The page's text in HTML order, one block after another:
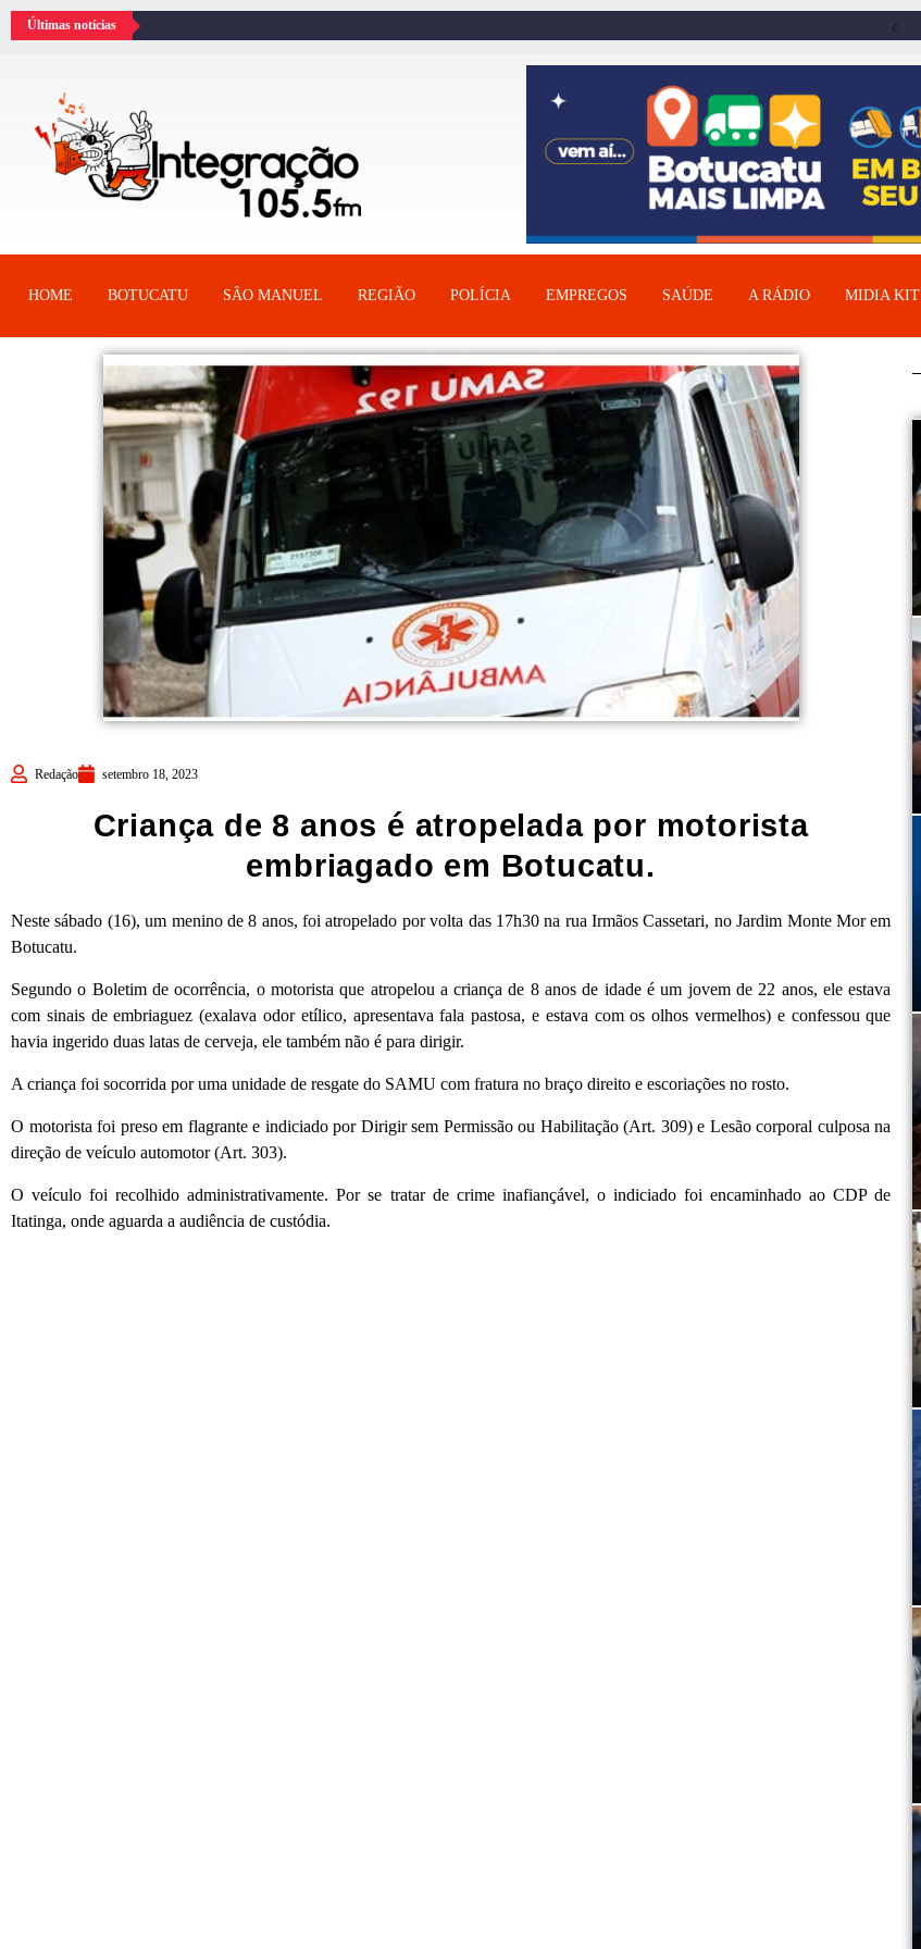
Últimas notícias
HOME BOTUCATU SÂO MANUEL REGIÃO POLÍCIA EMPREGOS SAÚDE A RÁDIO MIDIA KIT
Redação setembro 18, 2023
Criança de 8 anos é atropelada por motorista
embriagado em Botucatu.
Neste sábado (16), um menino de 8 anos, foi atropelado por volta das 17h30 na rua Irmãos Cassetari, no Jardim Monte Mor em
Botucatu.
Segundo o Boletim de ocorrência, o motorista que atropelou a criança de 8 anos de idade é um jovem de 22 anos, ele estava
com sinais de embriaguez (exalava odor etílico, apresentava fala pastosa, e estava com os olhos vermelhos) e confessou que
havia ingerido duas latas de cerveja, ele também não é para dirigir.
A criança foi socorrida por uma unidade de resgate do SAMU com fratura no braço direito e escoriações no rosto.
O motorista foi preso em flagrante e indiciado por Dirigir sem Permissão ou Habilitação (Art. 309) e Lesão corporal culposa na
direção de veículo automotor (Art. 303).
O veículo foi recolhido administrativamente. Por se tratar de crime inafiançável, o indiciado foi encaminhado ao CDP de
Itatinga, onde aguarda a audiência de custódia.